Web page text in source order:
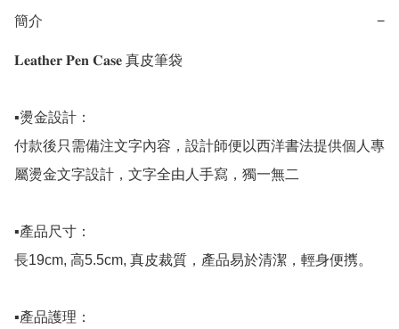
簡介 −
𝐋𝐞𝐚𝐭𝐡𝐞𝐫 𝐏𝐞𝐧 𝐂𝐚𝐬𝐞 真皮筆袋
▪️燙金設計：
付款後只需備注文字內容，設計師便以西洋書法提供個人專
屬燙金文字設計，文字全由人手寫，獨一無二
▪️產品尺寸：
長19cm, 高5.5cm, 真皮裁質，產品易於清潔，輕身便㩗。
▪️產品護理：